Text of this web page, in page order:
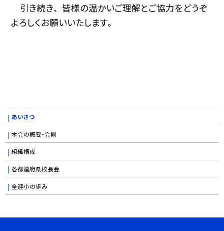
引き続き、 皆様の温かいご理解とご協力をどうぞ
よろしくお願いいたします。
あいさつ
本会の概要・会則
組織構成
各都道府県校長会
全連小の歩み